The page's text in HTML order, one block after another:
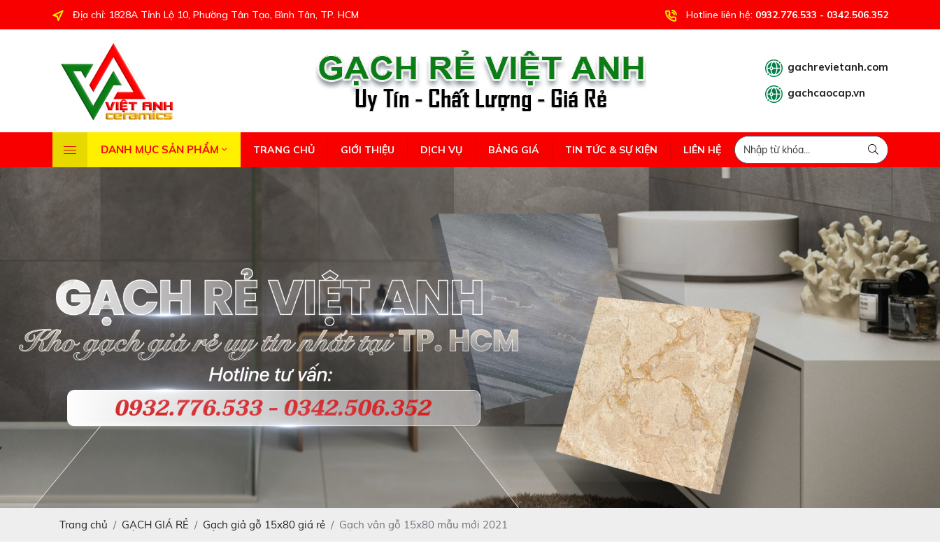
Địa chỉ: 1828A Tỉnh Lộ 10, Phường Tân Tạo, Bình Tân, TP. HCM Hotline liên hệ: 0932.776.533 - 0342.506.352
gachrevietanh.com
gachcaocap.vn
DANH MỤC SẢN PHẨM TRANG CHỦ GIỚI THIỆU DỊCH VỤ BẢNG GIÁ TIN TỨC & SỰ KIỆN LIÊN HỆ
Trang chủ GẠCH GIÁ RẺ Gạch giả gỗ 15x80 giá rẻ Gạch vân gỗ 15x80 mẫu mới 2021